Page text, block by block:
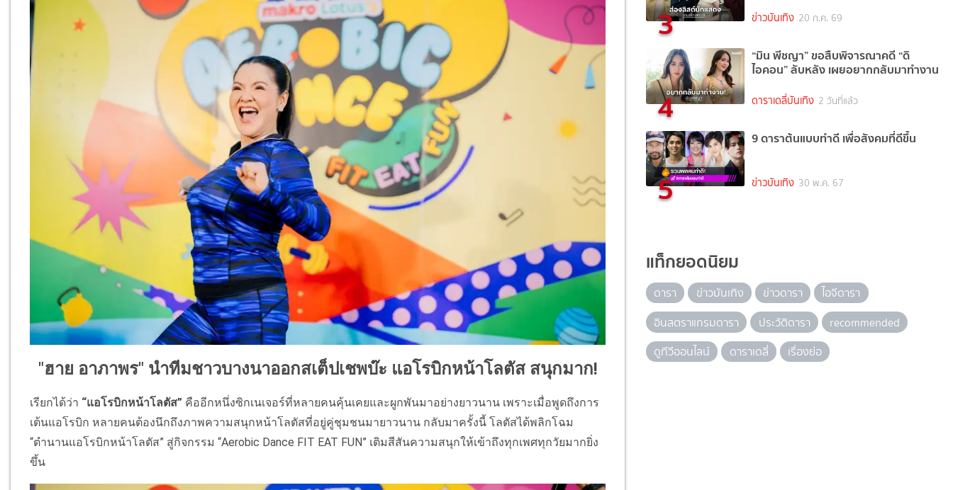
"ฮาย อาภาพร" นำทีมชาวบางนาออกสเต็ปเชพบ๊ะ แอโรบิกหน้าโลตัส สนุกมาก!
เรียกได้ว่า “แอโรบิกหน้าโลตัส” คืออีกหนึ่งซิกเนเจอร์ที่หลายคนคุ้นเคยและผูกพันมาอย่างยาวนาน เพราะเมื่อพูดถึงการ
เต้นแอโรบิก หลายคนต้องนึกถึงภาพความสนุกหน้าโลตัสที่อยู่คู่ชุมชนมายาวนาน กลับมาครั้งนี้ โลตัสได้พลิกโฉม
“ตำนานแอโรบิกหน้าโลตัส” สู่กิจกรรม “Aerobic Dance FIT EAT FUN” เติมสีสันความสนุกให้เข้าถึงทุกเพศทุกวัยมากยิ่ง
ขึ้น
3 ข่าวบันเทิง 20 ก.ค. 69
4
“มิน พีชญา” ขอสืบพิจารณาคดี “ดิ
ไอคอน” ลับหลัง เผยอยากกลับมาทำงาน
ดาราเดลี่บันเทิง 2 วันที่แล้ว
5
9 ดาราต้นแบบทำดี เพื่อสังคมที่ดีขึ้น
ข่าวบันเทิง 30 พ.ค. 67
แท็กยอดนิยม
ดารา ข่าวบันเทิง ข่าวดารา
ไอจีดารา
อินสตราแกรมดารา
ประวัติดารา
recommended
ดูทีวีออนไลน์
ดาราเดลี่ เรื่องย่อ